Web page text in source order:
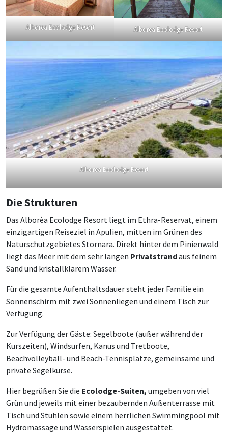
Alborea Ecolodge Resort Alborea Ecolodge Resort
Alborea Ecolodge Resort
Die Strukturen
Das Alborèa Ecolodge Resort liegt im Ethra-Reservat, einem
einzigartigen Reiseziel in Apulien, mitten im Grünen des
Naturschutzgebietes Stornara. Direkt hinter dem Pinienwald
liegt das Meer mit dem sehr langen Privatstrandaus feinem
Sand und kristallklarem Wasser.
Für die gesamte Aufenthaltsdauer steht jeder Familie ein
Sonnenschirm mit zwei Sonnenliegen und einem Tisch zur
Verfügung.
Zur Verfügung der Gäste: Segelboote (außer während der
Kurszeiten), Windsurfen, Kanus und Tretboote,
Beachvolleyball- und Beach-Tennisplätze, gemeinsame und
private Segelkurse.
Hier begrüßen Sie die Ecolodge-Suiten, umgeben von viel
Grün und jeweils mit einer bezaubernden Außenterrasse mit
Tisch und Stühlen sowie einem herrlichen Swimmingpool mit
Hydromassage und Wasserspielen ausgestattet.